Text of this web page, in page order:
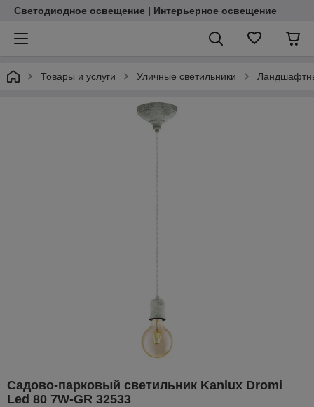
Светодиодное освещение | Интерьерное освещение
Товары и услуги Уличные светильники
Садово-парковый светильник Kanlux Dromi
Led 80 7W-GR 32533